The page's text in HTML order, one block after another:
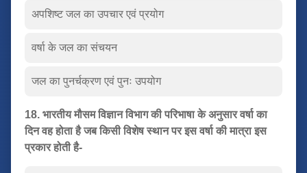
अपशिष्ट जल का उपचार एवं प्रयोग
वर्षा के जल का संचयन
जल का पुनर्चक्रण एवं पुनः उपयोग
18. भारतीय मौसम विज्ञान विभाग की परिभाषा के अनुसार वर्षा का
दिन वह होता है जब किसी विशेष स्थान पर इस वर्षा की मात्रा इस
प्रकार होती है-